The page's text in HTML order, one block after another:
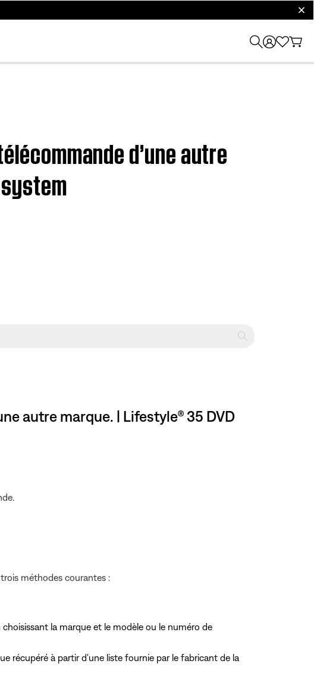
d’une autre
autre marque. | Lifestyle® 35 DVD
méthodes courantes :
la marque et le modèle ou le numéro de
récupéré à partir d'une liste fournie par le fabricant de la